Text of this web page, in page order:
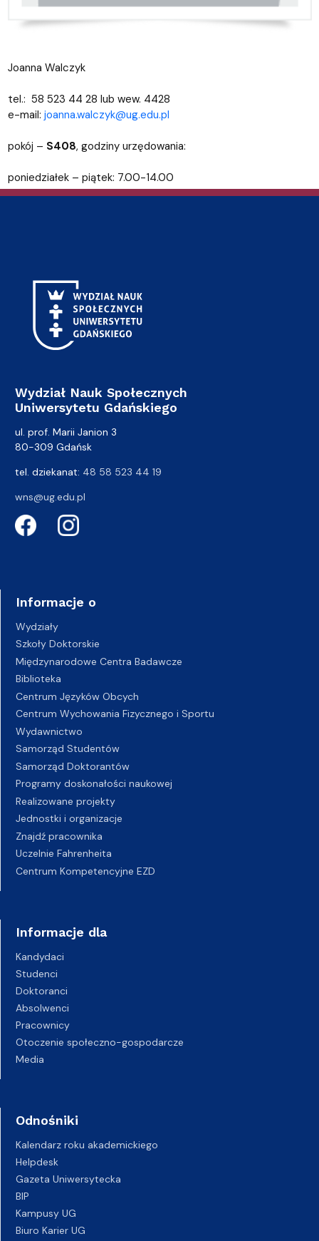
Joanna Walczyk
tel.: 58 523 44 28 lub wew. 4428
e-mail: joanna.walczyk@ug.edu.pl
pokój – S408, godziny urzędowania:
poniedziałek – piątek: 7.00-14.00
Wydział Nauk Społecznych
Uniwersytetu Gdańskiego
ul. prof. Marii Janion 3
80-309 Gdańsk
tel. dziekanat: 48 58 523 44 19
wns@ug.edu.pl
Informacje o
Wydziały
Szkoły Doktorskie
Międzynarodowe Centra Badawcze
Biblioteka
Centrum Języków Obcych
Centrum Wychowania Fizycznego i Sportu
Wydawnictwo
Samorząd Studentów
Samorząd Doktorantów
Programy doskonałości naukowej
Realizowane projekty
Jednostki i organizacje
Znajdź pracownika
Uczelnie Fahrenheita
Centrum Kompetencyjne EZD
Informacje dla
Kandydaci
Studenci
Doktoranci
Absolwenci
Pracownicy
Otoczenie społeczno-gospodarcze
Media
Odnośniki
Kalendarz roku akademickiego
Helpdesk
Gazeta Uniwersytecka
BIP
Kampusy UG
Biuro Karier UG